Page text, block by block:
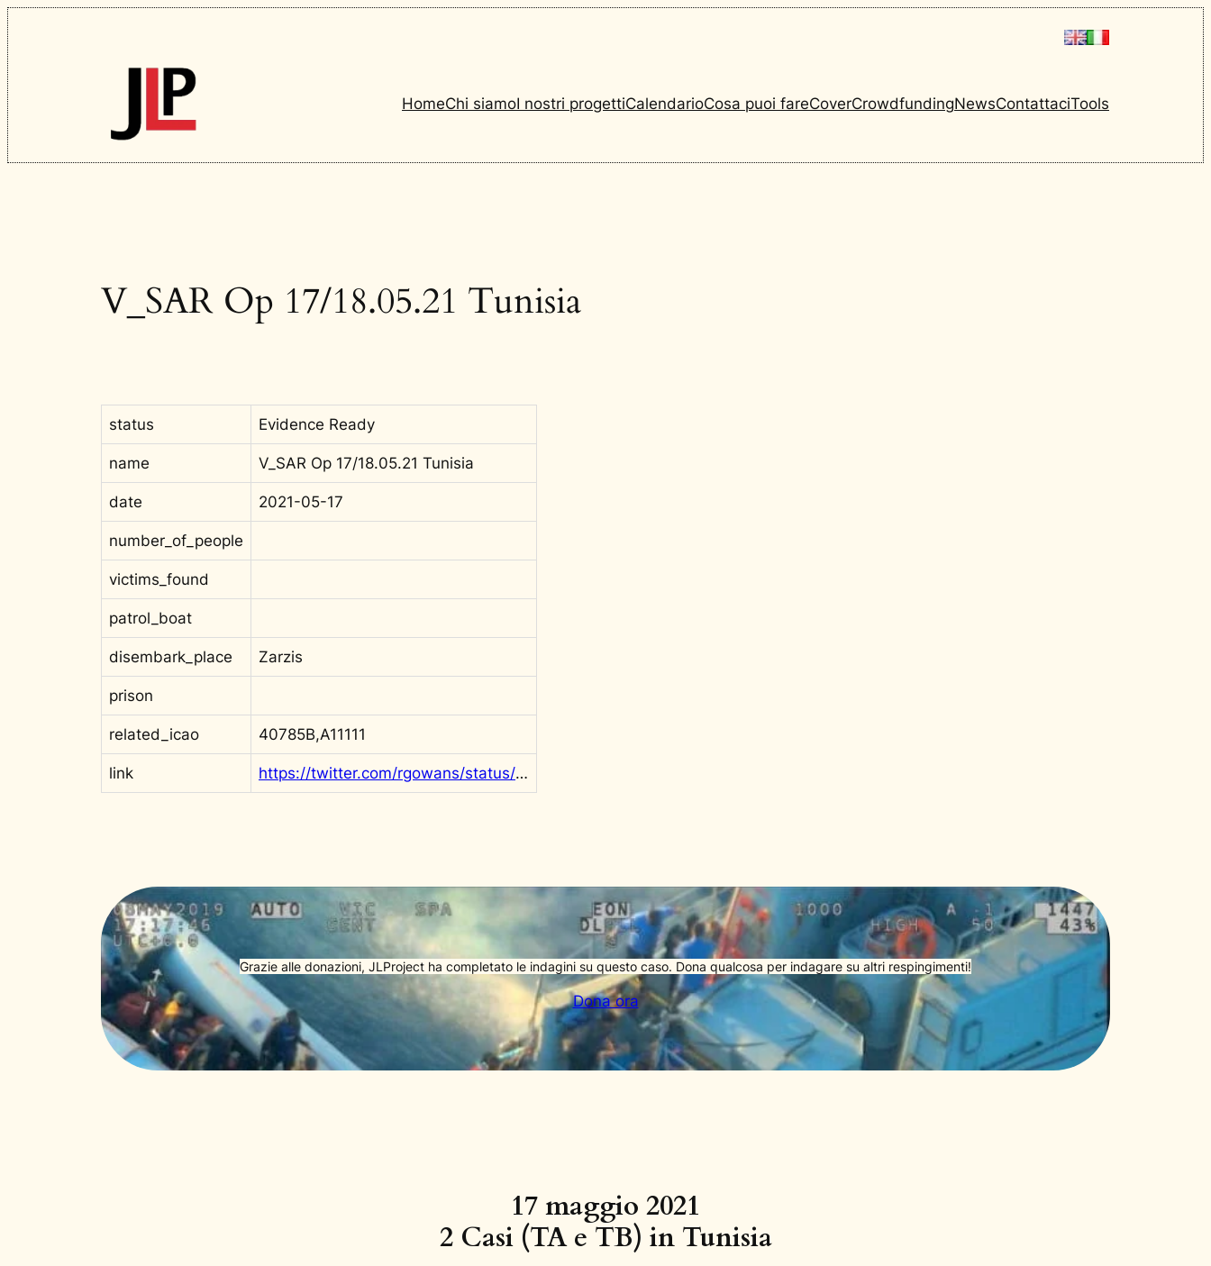
Vai
al
contenuto
HomeChi siamoI nostri progettiCalendarioCosa puoi fareCoverCrowdfundingNewsContattaciTools
V_SAR Op 17/18.05.21 Tunisia
status Evidence Ready
name V_SAR Op 17/18.05.21 Tunisia
date 2021-05-17
number_of_people
victims_found
patrol_boat
disembark_place Zarzis
prison
related_icao 40785B,A11111
link https://twitter.com/rgowans/status/1394720256296378378?s=20&t=PSjf1iSemDNzjKgRI2gGhQ
Grazie alle donazioni, JLProject ha completato le indagini su questo caso. Dona qualcosa per indagare su altri respingimenti!
Dona ora
17 maggio 2021
2 Casi (TA e TB) in Tunisia